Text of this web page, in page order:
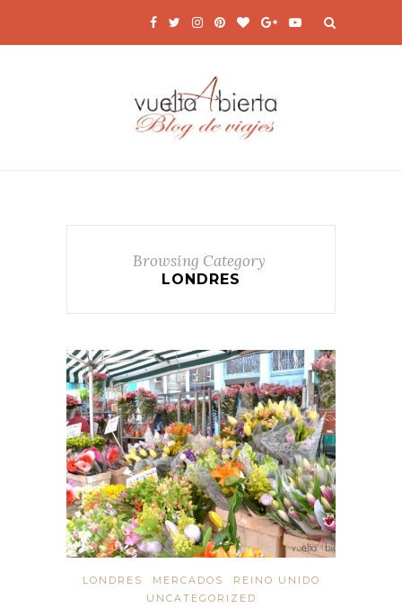
Browsing Category
LONDRES
LONDRES MERCADOS
REINO UNIDO
UNCATEGORIZED